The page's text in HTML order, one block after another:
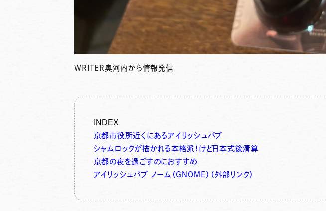
WRITER奥河内から情報発信
INDEX
京都市役所近くにあるアイリッシュパブ
シャムロックが描かれる本格派！けど日本式後清算
京都の夜を過ごすのにおすすめ
アイリッシュパブ ノーム（ＧＮＯＭＥ）（外部リンク）